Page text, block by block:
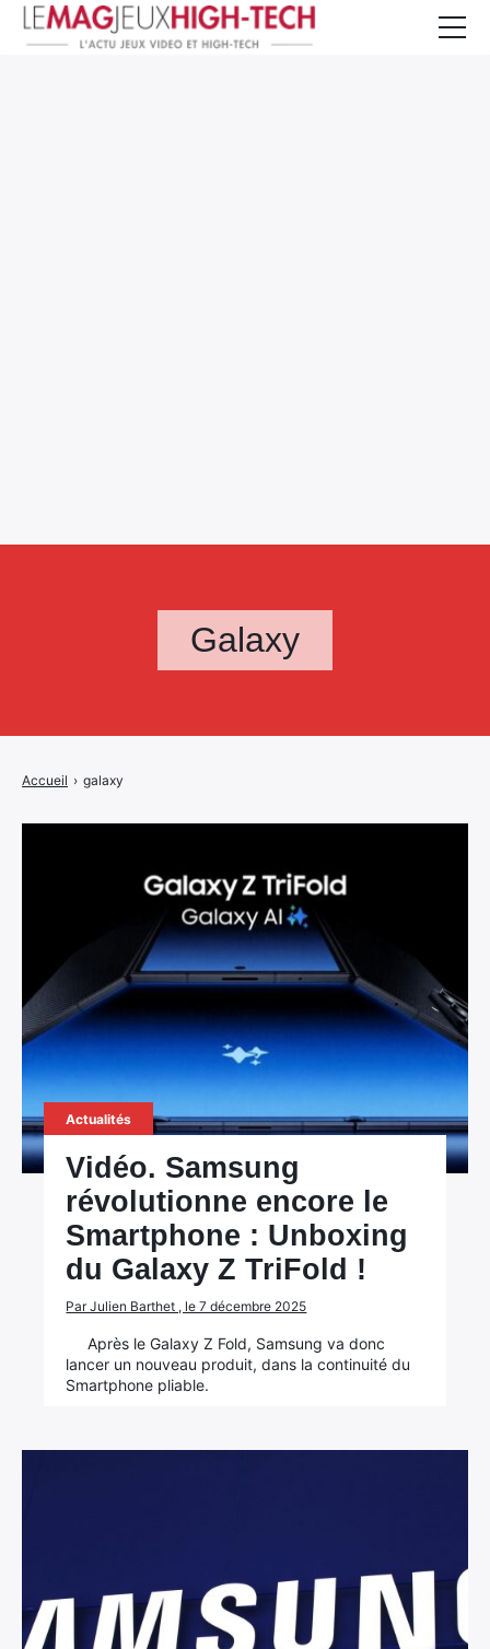
Galaxy
Accueil › galaxy
Actualités
Vidéo. Samsung
révolutionne encore le
Smartphone : Unboxing
du Galaxy Z TriFold !
Par Julien Barthet , le 7 décembre 2025
Après le Galaxy Z Fold, Samsung va donc
lancer un nouveau produit, dans la continuité du
Smartphone pliable.